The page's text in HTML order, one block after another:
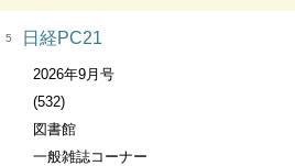
5 日経PC21
2026年9月号
(532)
図書館
一般雑誌コーナー